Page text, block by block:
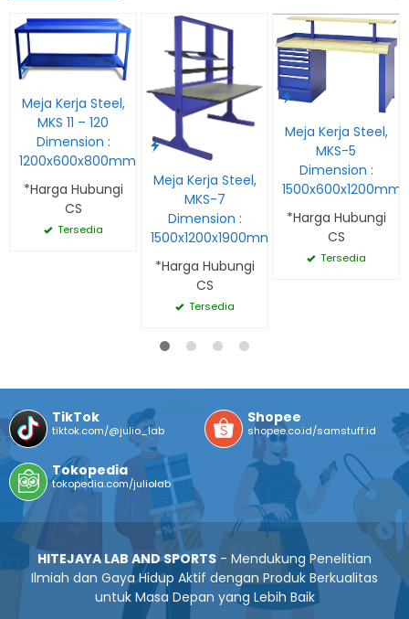
Meja Kerja Steel,
MKS 11 – 120
Dimension :
1200x600x800mm
*Harga Hubungi
CS
Tersedia
Meja Kerja Steel,
MKS-7
Dimension :
1500x1200x1900mm
*Harga Hubungi
CS
Tersedia
Meja Kerja Steel,
MKS-5
Dimension :
1500x600x1200mm
*Harga Hubungi
CS
Tersedia
TikTok
tiktok.com/@julio_lab
Shopee
shopee.co.id/samstuff.id
Tokopedia
tokopedia.com/juliolab
HITEJAYA LAB AND SPORTS- Mendukung Penelitian
Ilmiah dan Gaya Hidup Aktif dengan Produk Berkualitas
untuk Masa Depan yang Lebih Baik